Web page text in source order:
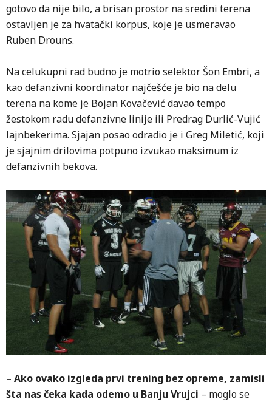
gotovo da nije bilo, a brisan prostor na sredini terena
ostavljen je za hvatački korpus, koje je usmeravao
Ruben Drouns.
Na celukupni rad budno je motrio selektor Šon Embri, a
kao defanzivni koordinator najčešće je bio na delu
terena na kome je Bojan Kovačević davao tempo
žestokom radu defanzivne linije ili Predrag Durlić-Vujić
lajnbekerima. Sjajan posao odradio je i Greg Miletić, koji
je sjajnim drilovima potpuno izvukao maksimum iz
defanzivnih bekova.
– Ako ovako izgleda prvi trening bez opreme, zamisli
šta nas čeka kada odemo u Banju Vrujci – moglo se